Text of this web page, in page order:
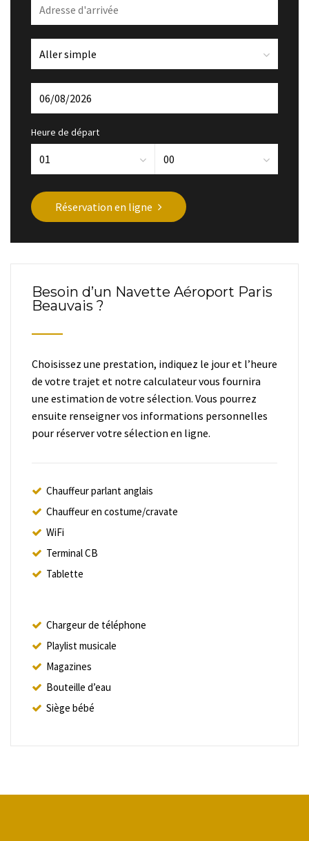
Heure de départ
Réservation en ligne
Besoin d’un Navette Aéroport Paris
Beauvais ?
Choisissez une prestation, indiquez le jour et l’heure
de votre trajet et notre calculateur vous fournira
une estimation de votre sélection. Vous pourrez
ensuite renseigner vos informations personnelles
pour réserver votre sélection en ligne.
Chauffeur parlant anglais
Chauffeur en costume/cravate
WiFi
Terminal CB
Tablette
Chargeur de téléphone
Playlist musicale
Magazines
Bouteille d’eau
Siège bébé